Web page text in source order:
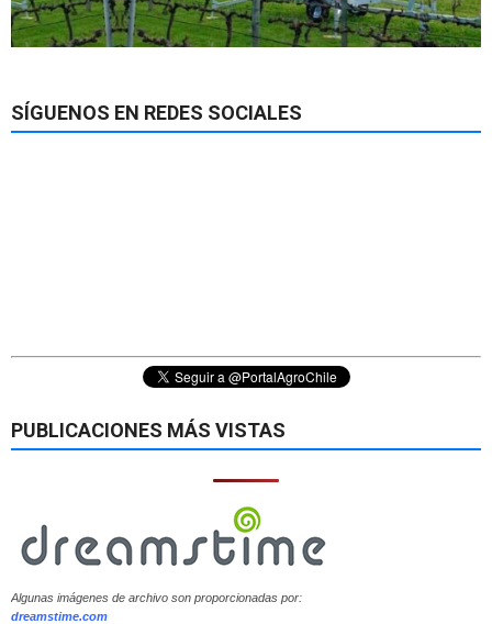
SÍGUENOS EN REDES SOCIALES
PUBLICACIONES MÁS VISTAS
Algunas imágenes de archivo son proporcionadas por:
dreamstime.com